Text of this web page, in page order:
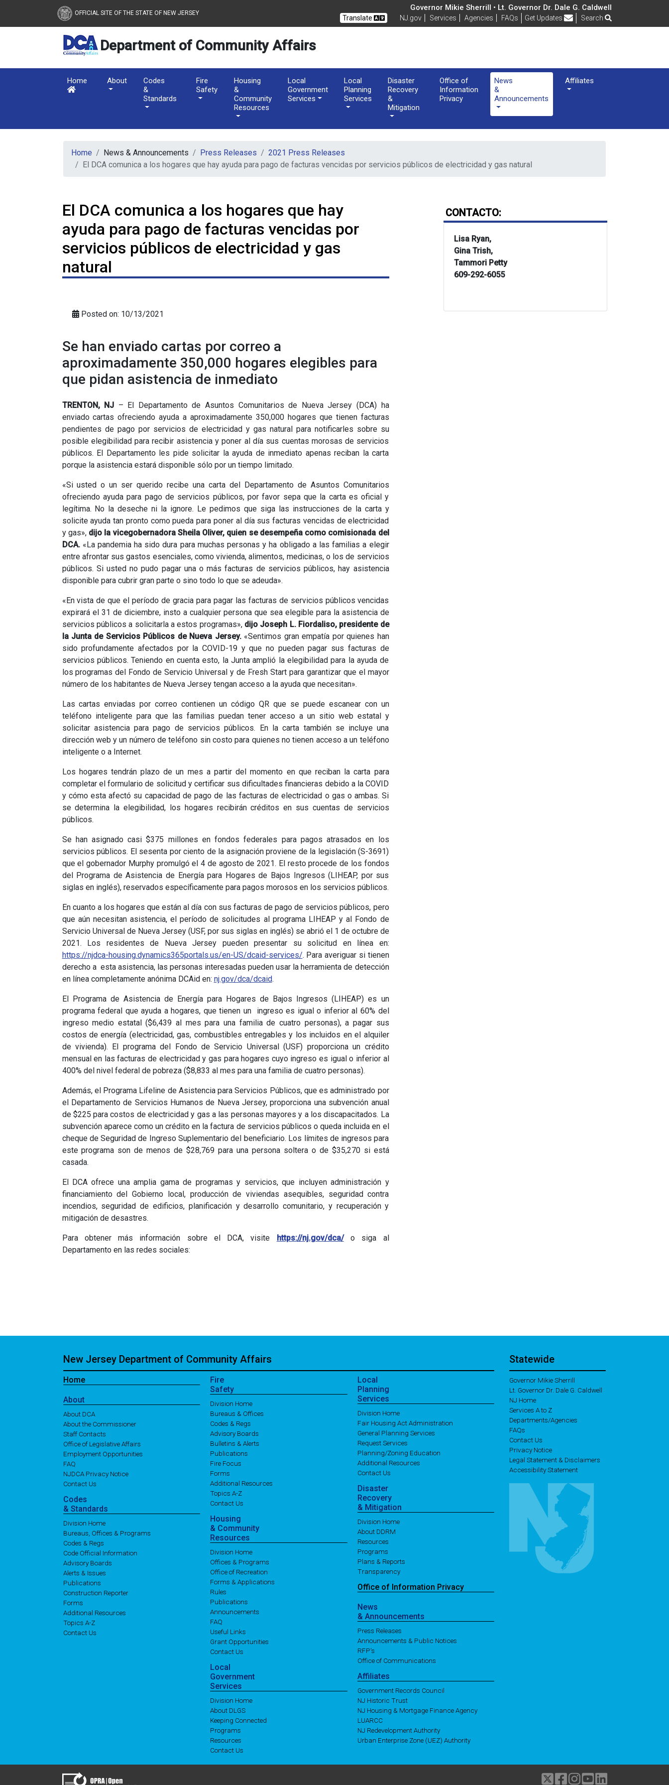
Skip to main content
New Jersey Department of Community Affairs
OFFICIAL SITE OF THE STATE OF NEW JERSEY
Governor Mikie Sherrill • Lt. Governor Dr. Dale G. Caldwell
Translate NJ.gov Services Agencies FAQs Frequently Asked Questions
Get Updates Search
Department of Community Affairs
Home About
Codes
&
Standards
Fire
Safety
Housing
&
Community
Resources
Local
Government
Services
Local
Planning
Services
Disaster
Recovery
&
Mitigation
Office of
Information
Privacy
News
&
Announcements
Affiliates
Home News & Announcements Press Releases
2021 Press Releases
El DCA comunica a los hogares que hay ayuda para pago de facturas vencidas por servicios públicos de electricidad y gas natural
El DCA comunica a los hogares que hay
ayuda para pago de facturas vencidas por
servicios públicos de electricidad y gas
natural
Posted on: 10/13/2021
Se han enviado cartas por correo a
aproximadamente 350,000 hogares elegibles para
que pidan asistencia de inmediato
TRENTON, NJ – El Departamento de Asuntos Comunitarios de Nueva Jersey (DCA) ha
enviado cartas ofreciendo ayuda a aproximadamente 350,000 hogares que tienen facturas
pendientes de pago por servicios de electricidad y gas natural para notificarles sobre su
posible elegibilidad para recibir asistencia y poner al día sus cuentas morosas de servicios
públicos. El Departamento les pide solicitar la ayuda de inmediato apenas reciban la carta
porque la asistencia estará disponible sólo por un tiempo limitado.
«Si usted o un ser querido recibe una carta del Departamento de Asuntos Comunitarios
ofreciendo ayuda para pago de servicios públicos, por favor sepa que la carta es oficial y
legítima. No la deseche ni la ignore. Le pedimos que siga las instrucciones de la carta y
solicite ayuda tan pronto como pueda para poner al día sus facturas vencidas de electricidad
y gas»,dijo la vicegobernadora Sheila Oliver, quien se desempeña como comisionada del
DCA.«La pandemia ha sido dura para muchas personas y ha obligado a las familias a elegir
entre afrontar sus gastos esenciales, como vivienda, alimentos, medicinas, o los de servicios
públicos. Si usted no pudo pagar una o más facturas de servicios públicos, hay asistencia
disponible para cubrir gran parte o sino todo lo que se adeuda».
«En vista de que el período de gracia para pagar las facturas de servicios públicos vencidas
expirará el 31 de diciembre, insto a cualquier persona que sea elegible para la asistencia de
servicios públicos a solicitarla a estos programas», dijo Joseph L. Fiordaliso, presidente de
la Junta de Servicios Públicos de Nueva Jersey.«Sentimos gran empatía por quienes han
sido profundamente afectados por la COVID-19 y que no pueden pagar sus facturas de
servicios públicos. Teniendo en cuenta esto, la Junta amplió la elegibilidad para la ayuda de
los programas del Fondo de Servicio Universal y de Fresh Start para garantizar que el mayor
número de los habitantes de Nueva Jersey tengan acceso a la ayuda que necesitan».
Las cartas enviadas por correo contienen un código QR que se puede escanear con un
teléfono inteligente para que las familias puedan tener acceso a un sitio web estatal y
solicitar asistencia para pago de servicios públicos. En la carta también se incluye una
dirección web y un número de teléfono sin costo para quienes no tienen acceso a un teléfono
inteligente o a Internet.
Los hogares tendrán plazo de un mes a partir del momento en que reciban la carta para
completar el formulario de solicitud y certificar sus dificultades financieras debido a la COVID
y cómo esta afectó su capacidad de pago de las facturas de electricidad o gas o ambas. Si
se determina la elegibilidad, los hogares recibirán créditos en sus cuentas de servicios
públicos.
Se han asignado casi $375 millones en fondos federales para pagos atrasados en los
servicios públicos. El sesenta por ciento de la asignación proviene de la legislación (S-3691)
que el gobernador Murphy promulgó el 4 de agosto de 2021. El resto procede de los fondos
del Programa de Asistencia de Energía para Hogares de Bajos Ingresos (LIHEAP, por sus
siglas en inglés), reservados específicamente para pagos morosos en los servicios públicos.
En cuanto a los hogares que están al día con sus facturas de pago de servicios públicos, pero
que aún necesitan asistencia, el período de solicitudes al programa LIHEAP y al Fondo de
Servicio Universal de Nueva Jersey (USF, por sus siglas en inglés) se abrió el 1 de octubre de
2021. Los residentes de Nueva Jersey pueden presentar su solicitud en línea en:
https://njdca-housing.dynamics365portals.us/en-US/dcaid-services/. Para averiguar si tienen
derecho a esta asistencia, las personas interesadas pueden usar la herramienta de detección
en línea completamente anónima DCAid en: nj.gov/dca/dcaid.
El Programa de Asistencia de Energía para Hogares de Bajos Ingresos (LIHEAP) es un
programa federal que ayuda a hogares, que tienen un ingreso es igual o inferior al 60% del
ingreso medio estatal ($6,439 al mes para una familia de cuatro personas), a pagar sus
costos de energía (electricidad, gas, combustibles entregables y los incluidos en el alquiler
de vivienda). El programa del Fondo de Servicio Universal (USF) proporciona un crédito
mensual en las facturas de electricidad y gas para hogares cuyo ingreso es igual o inferior al
400% del nivel federal de pobreza ($8,833 al mes para una familia de cuatro personas).
Además, el Programa Lifeline de Asistencia para Servicios Públicos, que es administrado por
el Departamento de Servicios Humanos de Nueva Jersey, proporciona una subvención anual
de $225 para costos de electricidad y gas a las personas mayores y a los discapacitados. La
subvención aparece como un crédito en la factura de servicios públicos o queda incluida en el
cheque de Seguridad de Ingreso Suplementario del beneficiario. Los límites de ingresos para
este programa son de menos de $28,769 para una persona soltera o de $35,270 si está
casada.
El DCA ofrece una amplia gama de programas y servicios, que incluyen administración y
financiamiento del Gobierno local, producción de viviendas asequibles, seguridad contra
incendios, seguridad de edificios, planificación y desarrollo comunitario, y recuperación y
mitigación de desastres.
Para obtener más información sobre el DCA, visite https://nj.gov/dca/o siga al
Departamento en las redes sociales:
CONTACTO:
Lisa Ryan,
Gina Trish,
Tammori Petty
609-292-6055
New Jersey Department of Community Affairs
Home
About
About DCA
About the Commissioner
Staff Contacts
Office of Legislative Affairs
Employment Opportunities
FAQ
NJDCA Privacy Notice
Contact Us
Codes
& Standards
Division Home
Bureaus, Offices & Programs
Codes & Regs
Code Official Information
Advisory Boards
Alerts & Issues
Publications
Construction Reporter
Forms
Additional Resources
Topics A-Z
Contact Us
Fire
Safety
Division Home
Bureaus & Offices
Codes & Regs
Advisory Boards
Bulletins & Alerts
Publications
Fire Focus
Forms
Additional Resources
Topics A-Z
Contact Us
Housing
& Community
Resources
Division Home
Offices & Programs
Office of Recreation
Forms & Applications
Rules
Publications
Announcements
FAQ
Useful Links
Grant Opportunities
Contact Us
Local
Government
Services
Division Home
About DLGS
Keeping Connected
Programs
Resources
Contact Us
Local
Planning
Services
Division Home
Fair Housing Act Administration
General Planning Services
Request Services
Planning/Zoning Education
Additional Resources
Contact Us
Disaster
Recovery
& Mitigation
Division Home
About DDRM
Resources
Programs
Plans & Reports
Transparency
Office of Information Privacy
News
& Announcements
Press Releases
Announcements & Public Notices
RFP's
Office of Communications
Affiliates
Government Records Council
NJ Historic Trust
NJ Housing & Mortgage Finance Agency
LUARCC
NJ Redevelopment Authority
Urban Enterprise Zone (UEZ) Authority
Statewide
Governor Mikie Sherrill
Lt. Governor Dr. Dale G. Caldwell
NJ Home
Services A to Z
Departments/Agencies
FAQs
Contact Us
Privacy Notice
Legal Statement & Disclaimers
Accessibility Statement
TwitterFacebookInstagram
Youtube